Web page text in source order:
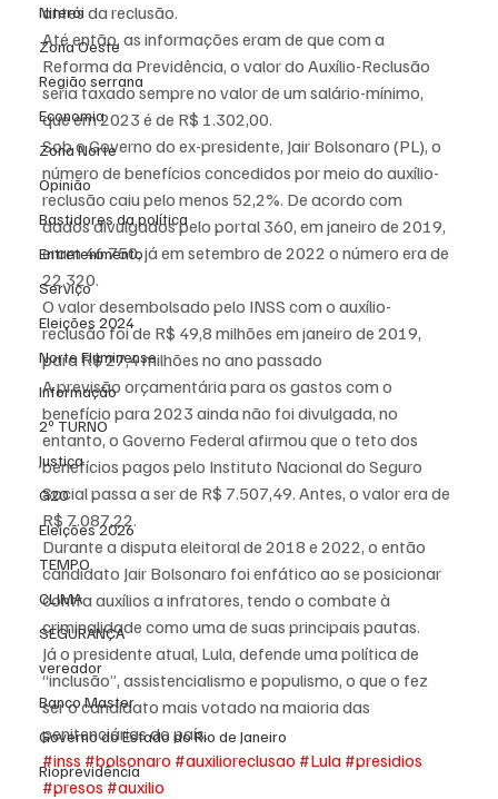
Niterói
Zona Oeste
Região serrana
Economia
Zona Norte
Opinião
Bastidores da política
Entretenimento
Serviço
Eleições 2024
Norte Fluminense
Informação
2º TURNO
Justiça
G20
Eleições 2026
TEMPO
CLIMA
SEGURANÇA
vereador
Banco Master
Governo do Estado do Rio de Janeiro
Rioprevidência
antes da reclusão.
Até então, as informações eram de que com a
Reforma da Previdência, o valor do Auxílio-Reclusão
seria taxado sempre no valor de um salário-mínimo,
que em 2023 é de R$ 1.302,00.
Sob o Governo do ex-presidente, Jair Bolsonaro (PL), o
número de benefícios concedidos por meio do auxílio-
reclusão caiu pelo menos 52,2%. De acordo com
dados divulgados pelo portal 360, em janeiro de 2019,
eram 46.750, já em setembro de 2022 o número era de
22.320.
O valor desembolsado pelo INSS com o auxílio-
reclusão foi de R$ 49,8 milhões em janeiro de 2019,
para R$ 27,4 milhões no ano passado
A previsão orçamentária para os gastos com o
benefício para 2023 ainda não foi divulgada, no
entanto, o Governo Federal afirmou que o teto dos
benefícios pagos pelo Instituto Nacional do Seguro
Social passa a ser de R$ 7.507,49. Antes, o valor era de
R$ 7.087,22.
Durante a disputa eleitoral de 2018 e 2022, o então
candidato Jair Bolsonaro foi enfático ao se posicionar
contra auxílios a infratores, tendo o combate à
criminalidade como uma de suas principais pautas.
Já o presidente atual, Lula, defende uma política de
“inclusão”, assistencialismo e populismo, o que o fez
ser o candidato mais votado na maioria das
penitenciárias do país.
#inss #bolsonaro #auxilioreclusao #Lula #presidios
#presos #auxilio